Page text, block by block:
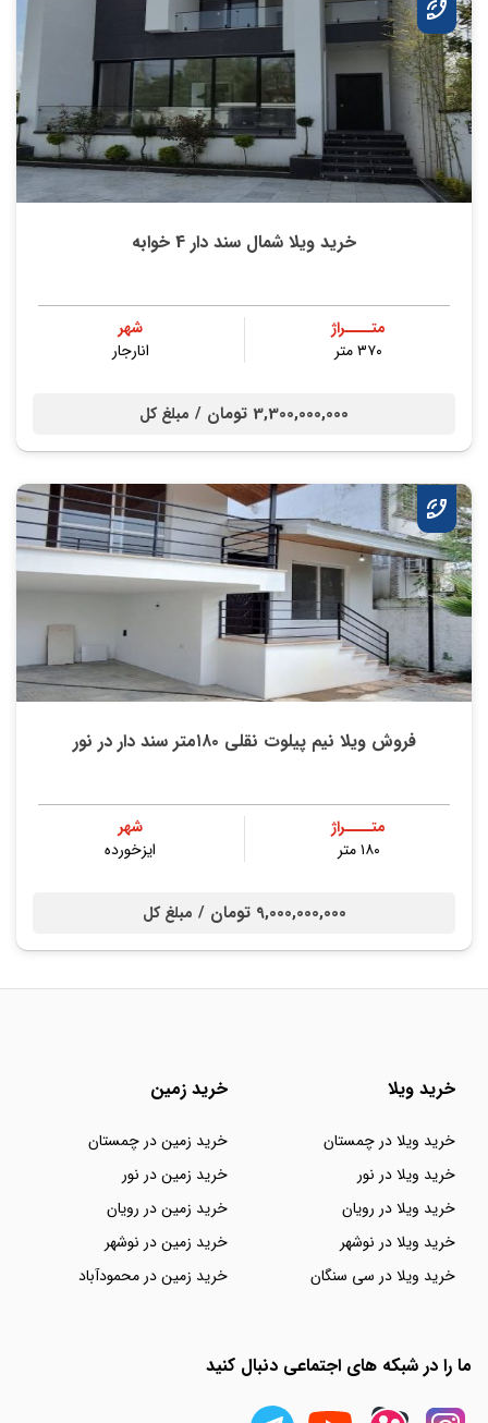
خرید ویلا شمال سند دار 4 خوابه
متــــراژ
۳۷۰ متر
شهر
انارجار
3,300,000,000 تومان / مبلغ کل
فروش ویلا نیم پیلوت نقلی ۱۸۰متر سند دار در نور
متــــراژ
۱۸۰ متر
شهر
ایزخورده
9,000,000,000 تومان / مبلغ کل
خرید ویلا
خرید ویلا در چمستان
خرید ویلا در نور
خرید ویلا در رویان
خرید ویلا در نوشهر
خرید ویلا در سی سنگان
خرید زمین
خرید زمین در چمستان
خرید زمین در نور
خرید زمین در رویان
خرید زمین در نوشهر
خرید زمین در محمودآباد
ما را در شبکه های اجتماعی دنبال کنید